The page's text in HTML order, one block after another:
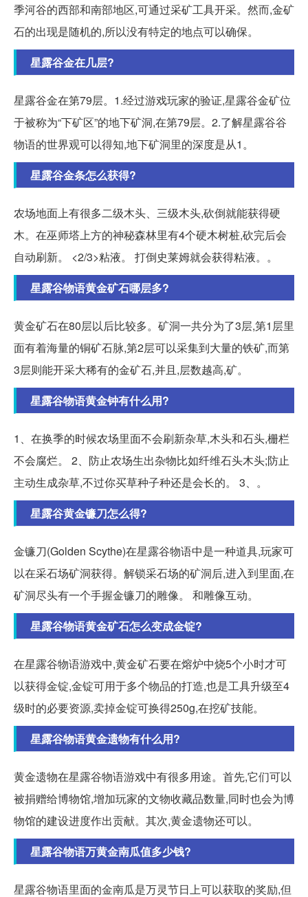
季河谷的西部和南部地区,可通过采矿工具开采。然而,金矿
石的出现是随机的,所以没有特定的地点可以确保。
星露谷金在几层?
星露谷金在第79层。1.经过游戏玩家的验证,星露谷金矿位
于被称为“下矿区”的地下矿洞,在第79层。2.了解星露谷谷
物语的世界观可以得知,地下矿洞里的深度是从1。
星露谷金条怎么获得?
农场地面上有很多二级木头、三级木头,砍倒就能获得硬
木。在巫师塔上方的神秘森林里有4个硬木树桩,砍完后会
自动刷新。 <2/3>粘液。 打倒史莱姆就会获得粘液。。
星露谷物语黄金矿石哪层多?
黄金矿石在80层以后比较多。矿洞一共分为了3层,第1层里
面有着海量的铜矿石脉,第2层可以采集到大量的铁矿,而第
3层则能开采大稀有的金矿石,并且,层数越高,矿。
星露谷物语黄金钟有什么用?
1、在换季的时候农场里面不会刷新杂草,木头和石头,栅栏
不会腐烂。 2、防止农场生出杂物比如纤维石头木头;防止
主动生成杂草,不过你买草种子种还是会长的。 3、。
星露谷黄金镰刀怎么得?
金镰刀(Golden Scythe)在星露谷物语中是一种道具,玩家可
以在采石场矿洞获得。解锁采石场的矿洞后,进入到里面,在
矿洞尽头有一个手握金镰刀的雕像。 和雕像互动。
星露谷物语黄金矿石怎么变成金锭?
在星露谷物语游戏中,黄金矿石要在熔炉中烧5个小时才可
以获得金锭,金锭可用于多个物品的打造,也是工具升级至4
级时的必要资源,卖掉金锭可换得250g,在挖矿技能。
星露谷物语黄金遗物有什么用?
黄金遗物在星露谷物语游戏中有很多用途。首先,它们可以
被捐赠给博物馆,增加玩家的文物收藏品数量,同时也会为博
物馆的建设进度作出贡献。其次,黄金遗物还可以。
星露谷物语万黄金南瓜值多少钱?
星露谷物语里面的金南瓜是万灵节日上可以获取的奖励,但